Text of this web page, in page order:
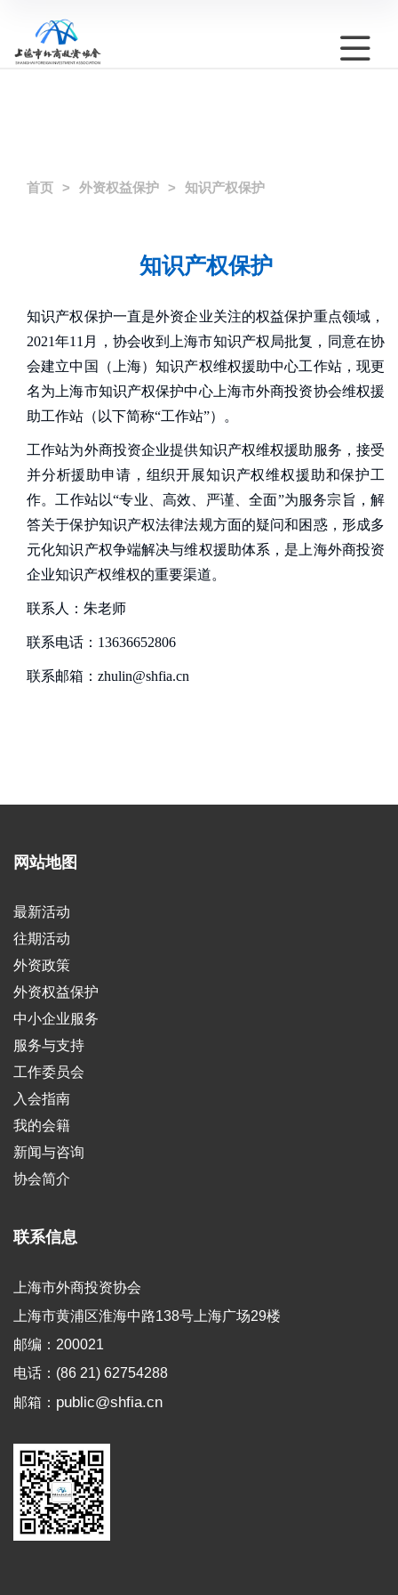
首页 外资权益保护 知识产权保护
知识产权保护
知识产权保护一直是外资企业关注的权益保护重点领域，
2021年11月，协会收到上海市知识产权局批复，同意在协
会建立中国（上海）知识产权维权援助中心工作站，现更
名为上海市知识产权保护中心上海市外商投资协会维权援
助工作站（以下简称“工作站”）。
工作站为外商投资企业提供知识产权维权援助服务，接受
并分析援助申请，组织开展知识产权维权援助和保护工
作。工作站以“专业、高效、严谨、全面”为服务宗旨，解
答关于保护知识产权法律法规方面的疑问和困惑，形成多
元化知识产权争端解决与维权援助体系，是上海外商投资
企业知识产权维权的重要渠道。
联系人：朱老师
联系电话：13636652806
联系邮箱：zhulin@shfia.cn
网站地图
最新活动
往期活动
外资政策
外资权益保护
中小企业服务
服务与支持
工作委员会
入会指南
我的会籍
新闻与咨询
协会简介
联系信息
上海市外商投资协会
上海市黄浦区淮海中路138号上海广场29楼
邮编：200021
电话：(86 21) 62754288
邮箱： public@shfia.cn